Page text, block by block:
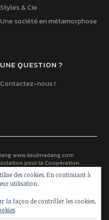
Styles & Cie
Une société en métamorphose
UNE QUESTION ?
Contactez-nous !
www.keulmadang.com
pour la Coopération
mis à disposition selon les
Creative Commons Paternité -
Modification 2.0 France
des cookies. En continuant à
utilisation.
la façon de contrôler les cookies,